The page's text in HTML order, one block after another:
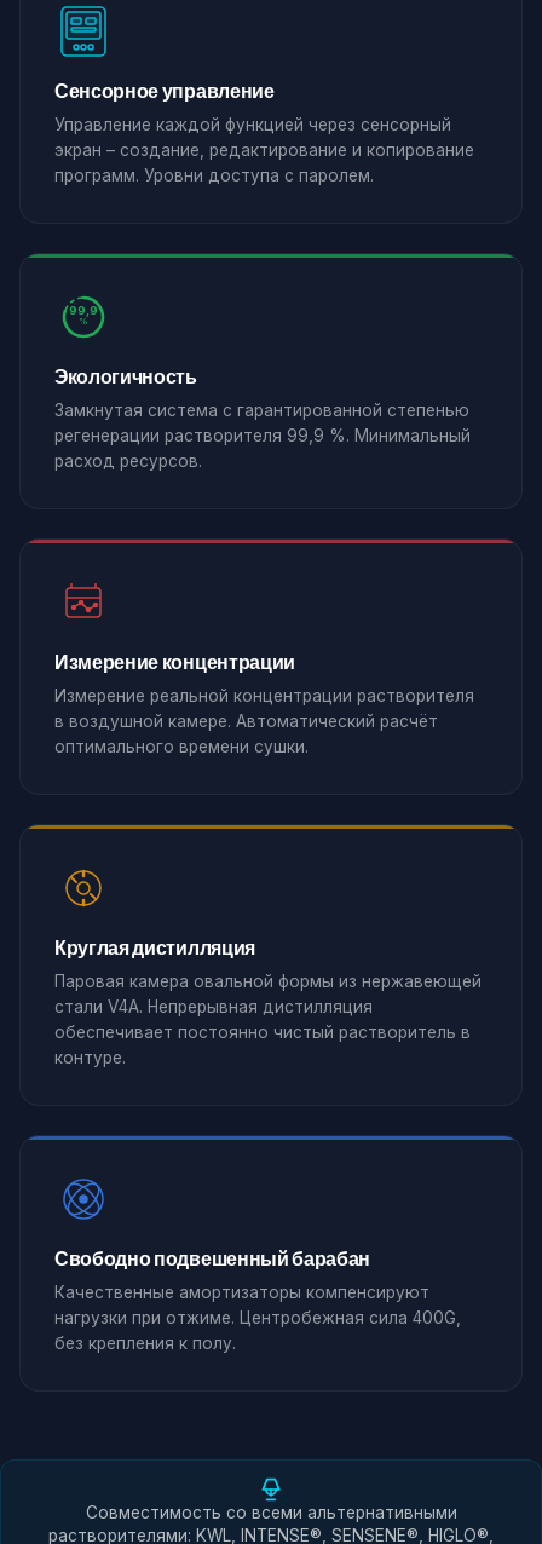
Сенсорное управление
Управление каждой функцией через сенсорный
экран – создание, редактирование и копирование
программ. Уровни доступа с паролем.
99,9
%
Экологичность
Замкнутая система с гарантированной степенью
регенерации растворителя 99,9 %. Минимальный
расход ресурсов.
Измерение концентрации
Измерение реальной концентрации растворителя
в воздушной камере. Автоматический расчёт
оптимального времени сушки.
Круглая дистилляция
Паровая камера овальной формы из нержавеющей
стали V4A. Непрерывная дистилляция
обеспечивает постоянно чистый растворитель в
контуре.
Свободно подвешенный барабан
Качественные амортизаторы компенсируют
нагрузки при отжиме. Центробежная сила 400G,
без крепления к полу.
Совместимость со всеми альтернативными
растворителями: KWL, INTENSE®, SENSENE®, HIGLO®,